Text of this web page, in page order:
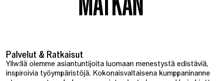
Palvelut & Ratkaisut
Yllw:llä olemme asiantuntijoita luomaan menestystä edistäviä,
inspiroivia työympäristöjä. Kokonaisvaltaisena kumppaninanne